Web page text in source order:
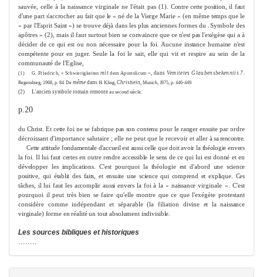
sauvée, celle à la naissance virginale ne l'était pas (1). Contre cette position, il faut
d'une part s'accrocher au fait que le « né de la Vier­ge Marie » (en mêmetemps que le
« par l'Esprit Saint ») se trouve déjà dans les plus anciennes formes du«Symbole des
apôtres » (2), mais il faut surtout biense convaincre que ce n'est pas l'exégèse qui a à
décider de ce qui est ou non né­cessaire pour la foi. Aucune instance humaine n'est
compétente pour en juger.Seule la foi le sait, elle qui vit et respire au sein de la
communauté de l'Eglise,
(1) G. Friedrich, « Schwierigkeitenmitdem Apostolicum »,dans Vemitetes Glaubensbekenntis 7.
Regensburg, 1968, p. 84. Demême dans H. Kling, Christsein,Munich, 1975, p. 446-449.
(2) L'ancien symbole romain remonte au second siècle.
p.20
du Christ. Et cette foi ne se fabrique pas son contenu pour le ranger ensuite par ordre
décroissant d'importance salutaire ; elle ne peut que le recevoir et aller à sa rencontre.
Cette attitude fondamentale d'accueil est aussi celle que doit avoir la théologieenvers
la foi. Il lui faut certes en outre rendre accessible le sens de ce qui lui est donné et en
développer les implications. C'est pourquoi la théologie est d'abord une science
positive, qui établit des faits, et ensuite une science qui comprend etexplique. Ces
tâches, il lui faut les accomplir aussi envers la foi à la « naissancevirginale ». C'est
pourquoi il peut très bien se faire qu'elle montre que ce que l'exégète protestant
considère commeindépendant et séparable (la filiation divine et la naissance
virginale) formeen réalité un tout absolument indivisible.
Les sources bibliques et historiques
........